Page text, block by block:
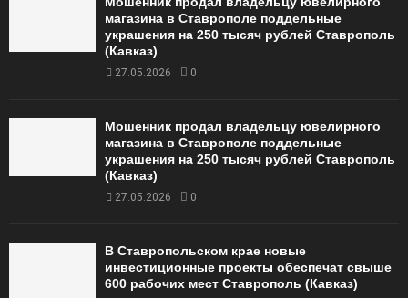
магазина в Ставрополе поддельные
украшения на 250 тысяч рублей Ставрополь
(Кавказ)
27.05.2026 0
Мошенник продал владельцу ювелирного
магазина в Ставрополе поддельные
украшения на 250 тысяч рублей Ставрополь
(Кавказ)
27.05.2026 0
В Ставропольском крае новые
инвестиционные проекты обеспечат свыше
600 рабочих мест Ставрополь (Кавказ)